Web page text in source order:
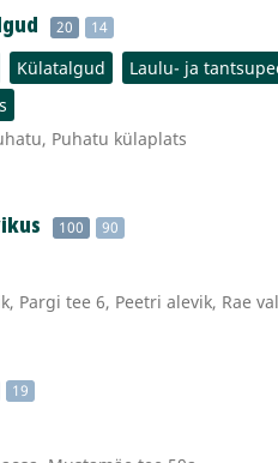
20 14
Külatalgud Laulu- ja
Puhatu külaplats
100 90
Pargi tee 6, Peetri alevik, Rae
19